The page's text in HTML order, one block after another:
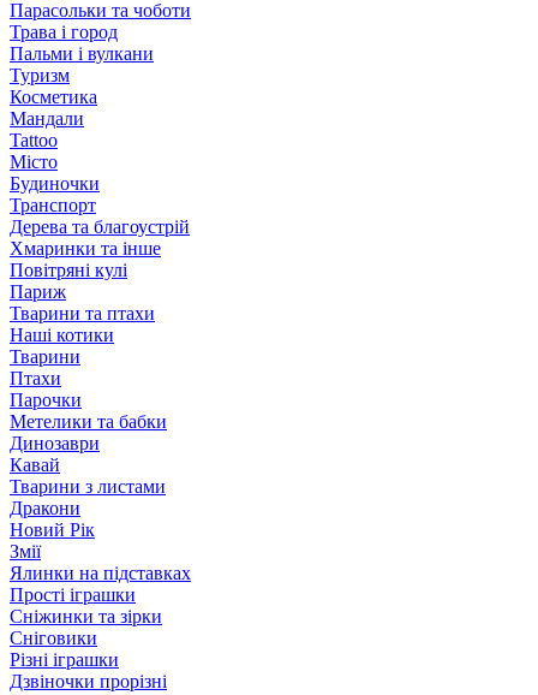
Парасольки та чоботи
Трава і город
Пальми і вулкани
Туризм
Косметика
Мандали
Tattoo
Місто
Будиночки
Транспорт
Дерева та благоустрій
Хмаринки та інше
Повітряні кулі
Париж
Тварини та птахи
Наші котики
Тварини
Птахи
Парочки
Метелики та бабки
Динозаври
Кавай
Тварини з листами
Дракони
Новий Рік
Змії
Ялинки на підставках
Прості іграшки
Сніжинки та зірки
Сніговики
Різні іграшки
Дзвіночки прорізні